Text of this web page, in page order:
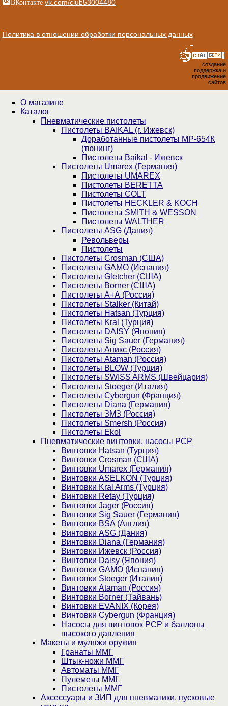
vk.com/club53004480
Политика в отношении обработки персональных данных
создание
поддержка и
продвижение
сайтов
О магазине
Каталог
Пнев­ма­ти­чес­кие пистолеты
Пистолеты BAIKAL (г. Ижевск)
Доработанные пистолеты МР-654К
(тюнинг)
Пистолеты Baikal - Ижевск
Пистолеты Umarex (Германия)
Пистолеты UMAREX
Пистолеты BERETTA
Пистолеты COLT
Пистолеты HECKLER & KOCH
Пистолеты SMITH & WESSON
Пистолеты WALTHER
Пистолеты ASG (Дания)
Револьверы
Пистолеты
Пистолеты Crosman (США)
Пистолеты GAMO (Испания)
Пистолеты Gletcher (США)
Пистолеты Borner (США)
Пистолеты А+А (Россия)
Пистолеты Stalker (Китай)
Пистолеты Hatsan (Турция)
Пистолеты Kral (Турция)
Пистолеты DAISY (Япония)
Пистолеты Sig Sauer (Германия)
Пистолеты Аникс (Россия)
Пистолеты Ataman (Россия)
Пистолеты BLOW (Турция)
Пистолеты SWISS ARMS (Швейцария)
Пистолеты Stoeger (Италия)
Пистолеты Cybergun (Франция)
Пистолеты Diana (Германия)
Пистолеты ЗМЗ (Россия)
Пистолеты Smersh (Россия)
Пистолеты Ekol
Пневматические винтовки, насосы PCP
Винтовки Hatsan (Турция)
Винтовки Crosman (США)
Винтовки Umarex (Германия)
Винтовки ASELKON (Турция)
Винтовки Kral Arms (Турция)
Винтовки Retay (Турция)
Винтовки Jager (Россия)
Винтовки Sig Sauer (Германия)
Винтовки BSA (Англия)
Винтовки ASG (Дания)
Винтовки Diana (Германия)
Винтовки Ижевск (Россия)
Винтовки Daisy (Япония)
Винтовки GAMO (Испания)
Винтовки Stoeger (Италия)
Винтовки Ataman (Россия)
Винтовки Borner (Тайвань)
Винтовки EVANIX (Корея)
Винтовки Cybergun (Франция)
Насосы для винтовок PCP и баллоны
высокого давления
Макеты и муляжи оружия
Гранаты ММГ
Штык-ножи ММГ
Автоматы ММГ
Пулеметы ММГ
Пистолеты ММГ
Аксессуары и ЗИП для пневматики, пусковые